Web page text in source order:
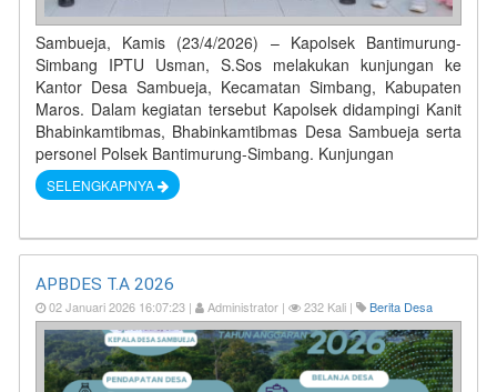
Sambueja, Kamis (23/4/2026) – Kapolsek Bantimurung-
Simbang IPTU Usman, S.Sos melakukan kunjungan ke
Kantor Desa Sambueja, Kecamatan Simbang, Kabupaten
Maros. Dalam kegiatan tersebut Kapolsek didampingi Kanit
Bhabinkamtibmas, Bhabinkamtibmas Desa Sambueja serta
personel Polsek Bantimurung-Simbang. Kunjungan
SELENGKAPNYA
APBDES T.A 2026
02 Januari 2026 16:07:23 | Administrator | 232 Kali | Berita Desa